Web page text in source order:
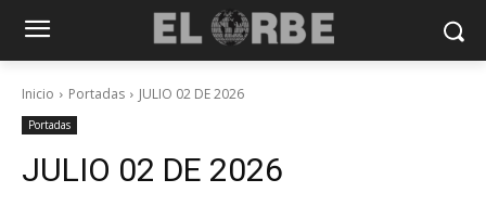
Inicio Portadas JULIO 02 DE 2026
Portadas
JULIO 02 DE 2026